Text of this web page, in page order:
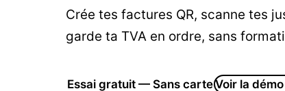
Crée tes factures QR, scanne tes
garde ta TVA en ordre, sans
Essai gratuit — Sans carteVoir la